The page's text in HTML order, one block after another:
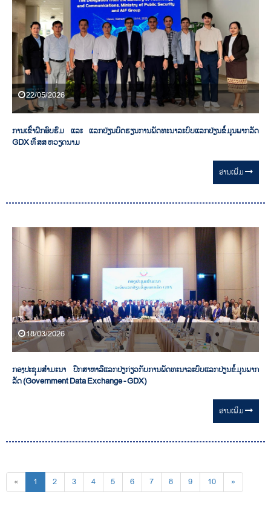
22/05/2026
ການເຂົ້າຝຶກອົບຮົມ ແລະ ແລກປ່ຽນບົດຮຽນການພັດທະນາລະບົບແລກປ່ຽນຂໍ້ມູນພາກລັດ
GDX ທີ່ ສສ ຫວຽດນາມ
ອ່ານ​ເພີ່ມ
18/03/2026
ກອງປະຊຸມສຳມະນາ ປຶກສາຫາລືແລກປ່ຽກ່ຽວກັບການພັດທະນາລະບົບແລກປ່ຽນຂໍ້ມູນພາກ
ລັດ (Government Data Exchange - GDX)
ອ່ານ​ເພີ່ມ
« 1 2 3 4 5 6 7 8 9 10 »